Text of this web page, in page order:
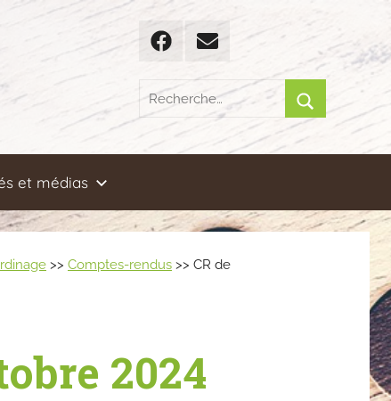
FacebookEmail
Recherche
pour
Rechercher
et médias
>> Comptes-rendus >> CR de
2024